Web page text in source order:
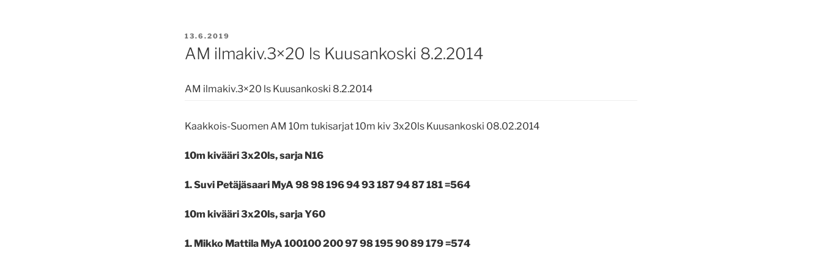
JULKAISTU
13.6.2019
AM ilmakiv.3×20 ls Kuusankoski 8.2.2014
AM ilmakiv.3×20 ls Kuusankoski 8.2.2014
Kaakkois-Suomen AM 10m tukisarjat 10m kiv 3x20ls Kuusankoski 08.02.2014
10m kivääri 3x20ls, sarja N16
1. Suvi Petäjäsaari MyA 98 98 196 94 93 187 94 87 181 =564
10m kivääri 3x20ls, sarja Y60
1. Mikko Mattila MyA 100100 200 97 98 195 90 89 179 =574